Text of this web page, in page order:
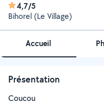
4,7/5
Bihorel (Le Village)
Accueil
Présentation
Coucou